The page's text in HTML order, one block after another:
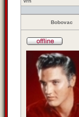
Bobovac